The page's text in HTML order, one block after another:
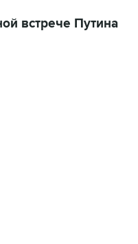
встрече Путина